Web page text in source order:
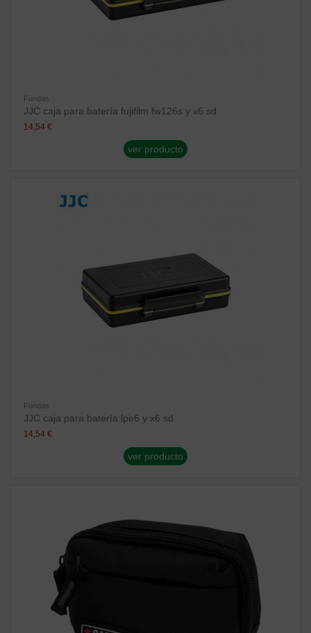
Fundas
JJC caja para batería fujifilm fw126s y x6 sd
14,54 €
ver producto
Fundas
JJC caja para batería lpe6 y x6 sd
14,54 €
ver producto